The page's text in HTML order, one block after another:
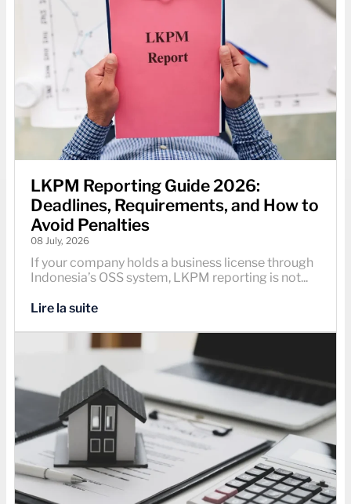
LKPM Reporting Guide 2026:
Deadlines, Requirements, and How to
Avoid Penalties
08 July, 2026
If your company holds a business license through
Indonesia’s OSS system, LKPM reporting is not...
Lire la suite